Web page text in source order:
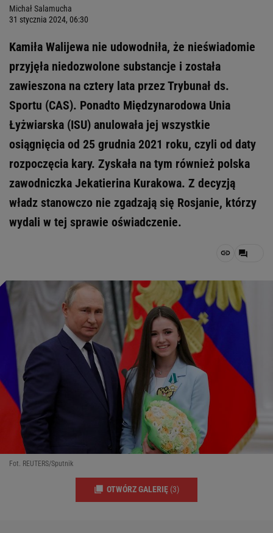
Michał Salamucha
31 stycznia 2024, 06:30
Kamiła Walijewa nie udowodniła, że nieświadomie
przyjęła niedozwolone substancje i została
zawieszona na cztery lata przez Trybunał ds.
Sportu (CAS). Ponadto Międzynarodowa Unia
Łyżwiarska (ISU) anulowała jej wszystkie
osiągnięcia od 25 grudnia 2021 roku, czyli od daty
rozpoczęcia kary. Zyskała na tym również polska
zawodniczka Jekatierina Kurakowa. Z decyzją
władz stanowczo nie zgadzają się Rosjanie, którzy
wydali w tej sprawie oświadczenie.
Fot. REUTERS/Sputnik
OTWÓRZ GALERIĘ (3)